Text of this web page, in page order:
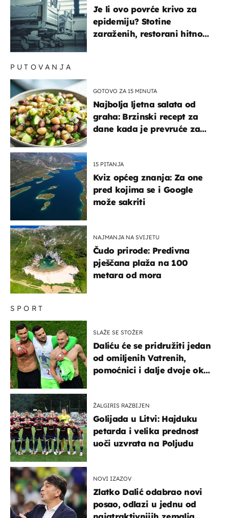
Je li ovo povrće krivo za
epidemiju? Stotine
zaraženih, restorani hitno
SPORT
SLAŽE SE STOŽER
Daliću će se pridružiti jedan
od omiljenih Vatrenih,
pomoćnici i dalje dvoje oko
ŽALGIRIS RAZBIJEN
Golijada u Litvi: Hajduku
petarda i velika prednost
uoči uzvrata na Poljudu
NOVI IZAZOV
Zlatko Dalić odabrao novi
posao, odlazi u jednu od
PUTOVANJA
GOTOVO ZA 15 MINUTA
Najbolja ljetna salata od
graha: Brzinski recept za
dane kada je prevruće za
15 PITANJA
Kviz općeg znanja: Za one
pred kojima se i Google
može sakriti
NAJMANJA NA SVIJETU
Čudo prirode: Predivna
pješčana plaža na 100
metara od mora